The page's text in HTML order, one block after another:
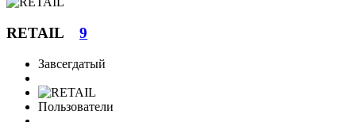
RETAIL 9
Завсегдатый
Пользователи